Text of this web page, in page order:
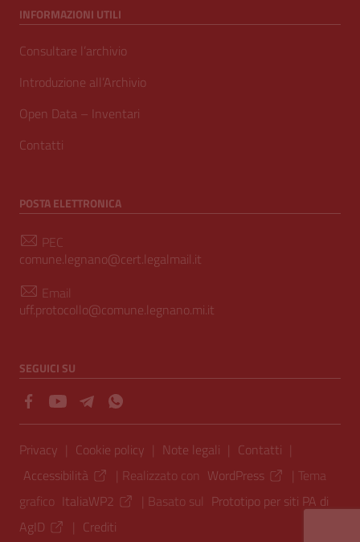
INFORMAZIONI UTILI
Consultare l’archivio
Introduzione all’Archivio
Open Data – Inventari
Contatti
POSTA ELETTRONICA
PEC
comune.legnano@cert.legalmail.it
Email
uff.protocollo@comune.legnano.mi.it
SEGUICI SU
Sezione Link Utili
Privacy | Cookie policy | Note legali | Contatti |
Accessibilità
| Realizzato con WordPress | Tema
grafico ItaliaWP2 | Basato sul Prototipo per siti PA di
AgID
| Crediti